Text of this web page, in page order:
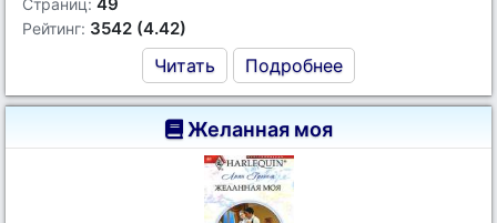
Страниц:
Рейтинг: 3542 (4.42)
Читать Подробнее
Желанная моя